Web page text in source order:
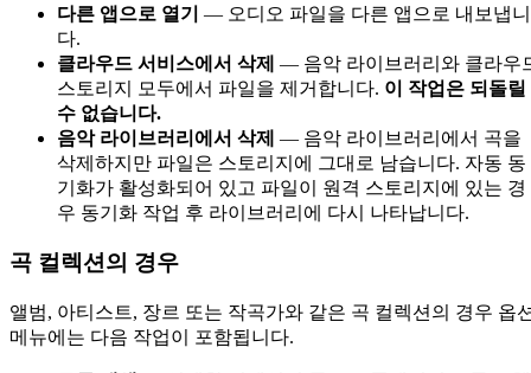
다른 앱으로 열기 — 오디오 파일을 다른 앱으로 내보냅니
다.
클라우드 서비스에서 삭제 — 음악 라이브러리와 클라우
스토리지 모두에서 파일을 제거합니다. 이 작업은 되돌릴
수 없습니다.
음악 라이브러리에서 삭제 — 음악 라이브러리에서 곡을
삭제하지만 파일은 스토리지에 그대로 남습니다. 자동 동
기화가 활성화되어 있고 파일이 원격 스토리지에 있는 경
우 동기화 작업 후 라이브러리에 다시 나타납니다.
곡 컬렉션의 경우
앨범, 아티스트, 장르 또는 작곡가와 같은 곡 컬렉션의 경우 옵
메뉴에는 다음 작업이 포함됩니다.